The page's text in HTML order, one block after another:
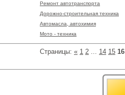
Ремонт автотранспорта
Дорожно-строительная техника
Автомасла, автохимия
Мото - техника
Страницы: « 1 2 ... 14 15 16